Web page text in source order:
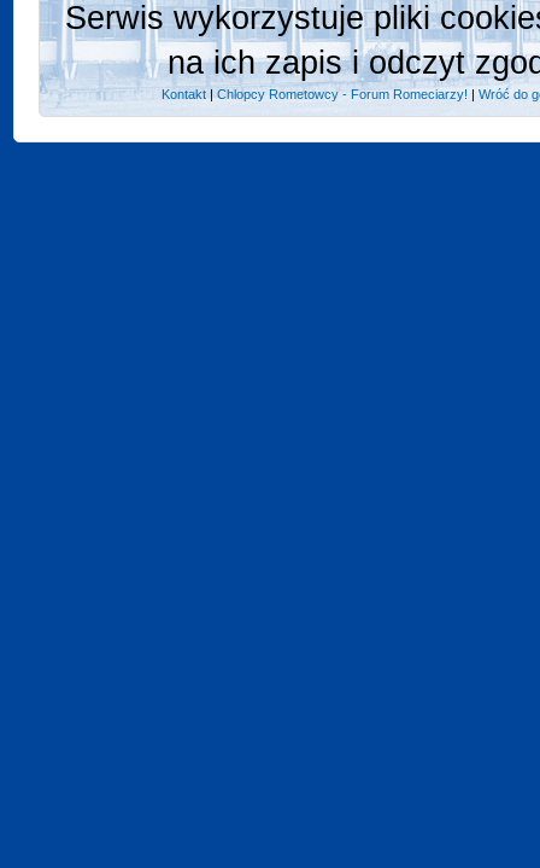
Serwis wykorzystuje pliki
na ich zapis i odczyt
Kontakt |Chlopcy Rometowcy - Forum Romeciarzy! |Wróć do